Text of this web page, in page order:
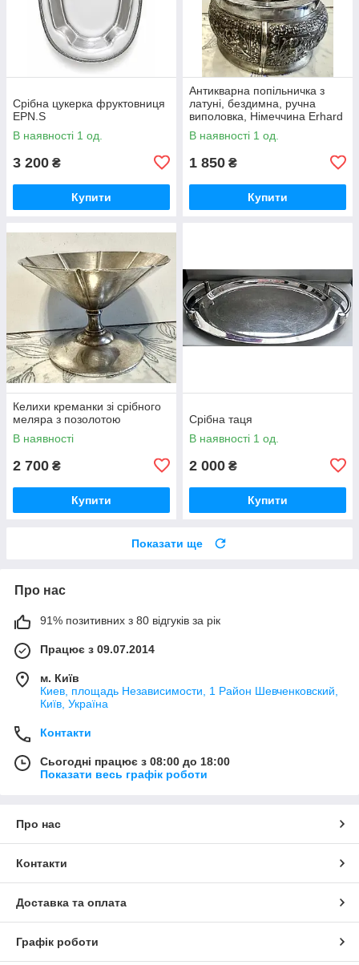
Срібна цукерка фруктовниця
EPN.S
В наявності 1 од.
3 200 ₴
Купити
Антикварна попільничка з
латуні, бездимна, ручна
виполовка, Німеччина Erhard
В наявності 1 од.
1 850 ₴
Купити
Келихи креманки зі срібного
меляра з позолотою
В наявності
2 700 ₴
Купити
Срібна таця
В наявності 1 од.
2 000 ₴
Купити
Показати ще
Про нас
91% позитивних з 80 відгуків за рік
Працює з 09.07.2014
м. Київ
Киев, площадь Независимости, 1 Район Шевченковский,
Київ, Україна
Контакти
Сьогодні працює з 08:00 до 18:00
Показати весь графік роботи
Про нас
Контакти
Доставка та оплата
Графік роботи